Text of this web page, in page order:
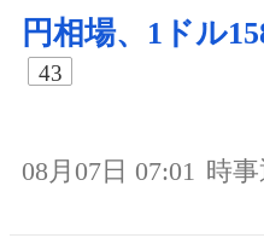
円相場、1ドル
43
08月07日 07:01 時